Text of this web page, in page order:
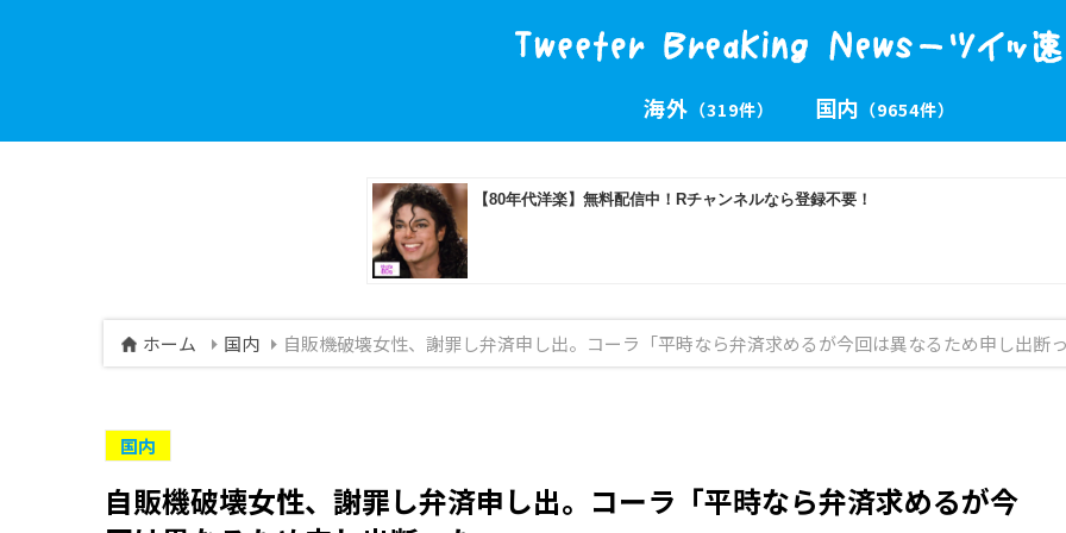
海外 （319件） 国内 （9654件）
ホーム 国内 自販機破壊女性、謝罪し弁済申し出。コーラ「平時なら弁済求めるが今回は異なるため申し出断
国内
自販機破壊女性、謝罪し弁済申し出。コーラ「平時なら弁済求めるが今